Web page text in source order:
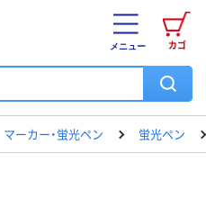
カゴ
メニュー
マーカー・蛍光ペン 蛍光ペン